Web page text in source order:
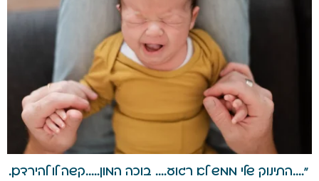
"….התינוק שלי ממש לא רגוע…. בוכה המון…..קשה לו להירדם.